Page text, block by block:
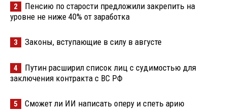
2
Пенсию по старости предложили закрепить на
уровне не ниже 40% от заработка
3 Законы, вступающие в силу в августе
4
Путин расширил список лиц с судимостью для
заключения контракта с ВС РФ
5 Сможет ли ИИ написать оперу и спеть арию